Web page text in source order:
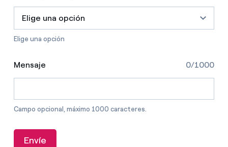
Elige una opción
Elige una opción
Mensaje 0/1000
Campo opcional, máximo 1000 caracteres.
Envíe